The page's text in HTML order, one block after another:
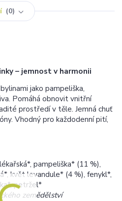
0
– jemnost v harmonii
jako pampeliška,
Pomáhá obnovit vnitřní
prostředí v těle. Jemná chuť
Vhodný pro každodenní pití,
pampeliška* (11 %),
květ levandule* (4 %), fenykl*,
petržel*
zemědělství